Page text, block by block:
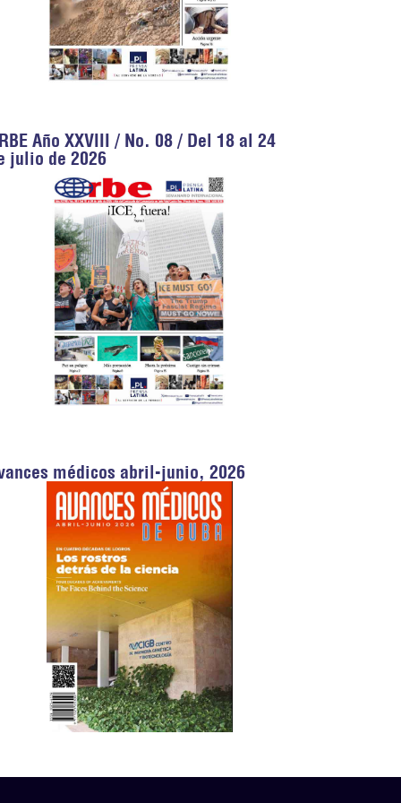
Año XXVIII / No. 08 / Del 18 al 24
julio de 2026
médicos abril-junio, 2026